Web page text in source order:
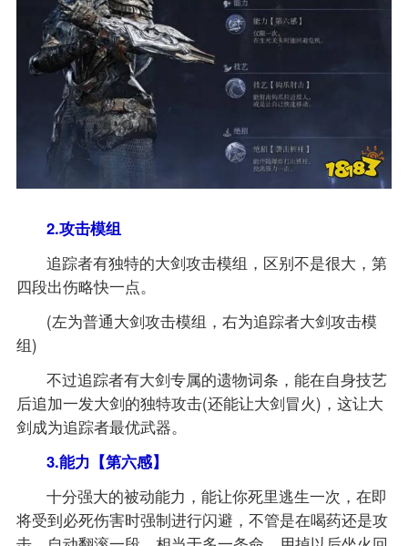
2.攻击模组
追踪者有独特的大剑攻击模组，区别不是很大，第
四段出伤略快一点。
(左为普通大剑攻击模组，右为追踪者大剑攻击模
组)
不过追踪者有大剑专属的遗物词条，能在自身技艺
后追加一发大剑的独特攻击(还能让大剑冒火)，这让大
剑成为追踪者最优武器。
3.能力【第六感】
十分强大的被动能力，能让你死里逃生一次，在即
将受到必死伤害时强制进行闪避，不管是在喝药还是攻